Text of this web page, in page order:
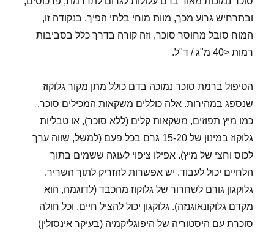
ובתרחיש גרוע מכך, מוות מוחי בלתי הפיך. בנקודה זו,
המוח סובל מחוסר סוכר, וזה קורה בדרך כלל בסביבות
רמות <40 מ"ג / ד"ל.
הטיפול ברמת סוכר נמוכה בדם כולל מתן מקור גלוקוז
שנספג במהירות. אלה כוללים משקאות המכילים סוכר,
כמו מיץ תפוזים, משקאות קלים (ללא סוכר), או טבליות
גלוקוז במינון של 15-20 גרם בכל פעם (למשל, שווה ערך
לכוס וחצי של מיץ). אפילו ציפוי לעוגה ששמים בתוך
הלחיים יכול לעבוד. יש אפשרות להזריק לתוך השריר.
גלוקגון גורם לשחרור של גלוקוז מהכבד (לדוגמה, הוא
מקדם גלוקונאוגנזה). גלוקגון יכול להציל חיים, וכל חולה
סוכרת עם היסטוריה של היפוגליקמיה (בעיקר אינסולין)